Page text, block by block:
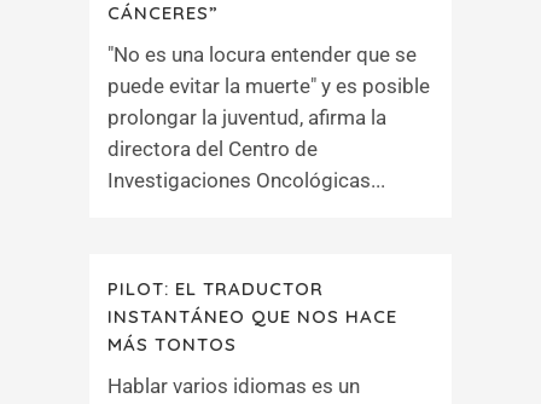
CÁNCERES”
"No es una locura entender que se
puede evitar la muerte" y es posible
prolongar la juventud, afirma la
directora del Centro de
Investigaciones Oncológicas...
PILOT: EL TRADUCTOR
INSTANTÁNEO QUE NOS HACE
MÁS TONTOS
Hablar varios idiomas es un